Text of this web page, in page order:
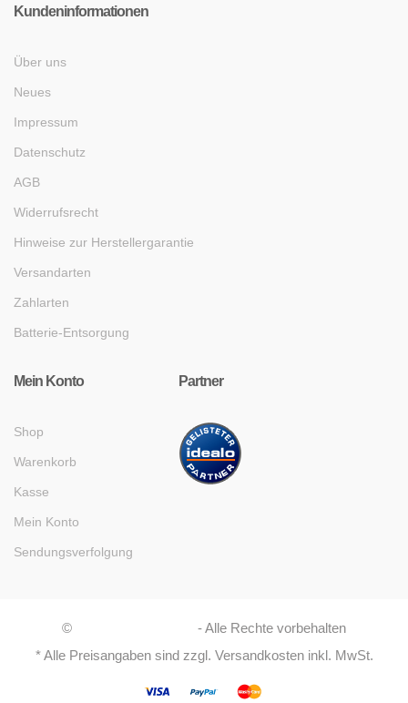
Kundeninformationen
Über uns
Neues
Impressum
Datenschutz
AGB
Widerrufsrecht
Hinweise zur Herstellergarantie
Versandarten
Zahlarten
Batterie-Entsorgung
Mein Konto
Shop
Warenkorb
Kasse
Mein Konto
Sendungsverfolgung
Partner
©
- Alle Rechte vorbehalten
* Alle Preisangaben sind zzgl. Versandkosten inkl. MwSt.